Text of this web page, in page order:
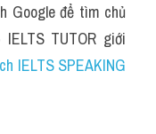
Google để tìm chủ
TUTOR giới
IELTS SPEAKING